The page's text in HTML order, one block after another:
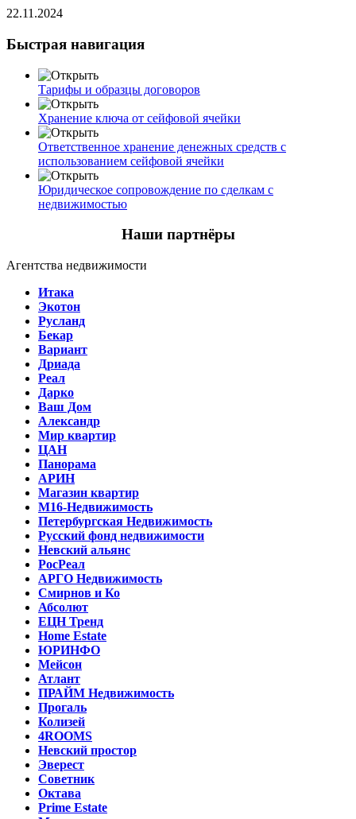
22.11.2024
Быстрая навигация
Тарифы и образцы договоров
Хранение ключа от сейфовой ячейки
Ответственное хранение денежных средств с
использованием сейфовой ячейки
Юридическое сопровождение по сделкам с
недвижимостью
Наши партнёры
Агентства недвижимости
Итака
Экотон
Русланд
Бекар
Вариант
Дриада
Реал
Дарко
Ваш Дом
Александр
Мир квартир
ЦАН
Панорама
АРИН
Магазин квартир
М16-Недвижимость
Петербургская Недвижимость
Русский фонд недвижимости
Невский альянс
РосРеал
АРГО Недвижимость
Смирнов и Ко
Абсолют
ЕЦН Тренд
Home Estate
ЮРИНФО
Мейсон
Атлант
ПРАЙМ Недвижимость
Прогаль
Колизей
4ROOMS
Невский простор
Эверест
Советник
Октава
Prime Estate